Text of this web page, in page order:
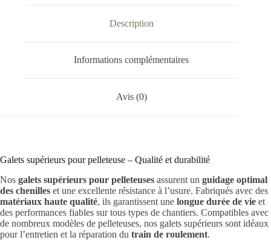
Description
Informations complémentaires
Avis (0)
Galets supérieurs pour pelleteuse – Qualité et durabilité
Nos galets supérieurs pour pelleteuses assurent un guidage optimal
des chenilles et une excellente résistance à l’usure. Fabriqués avec des
matériaux haute qualité, ils garantissent une longue durée de vie et
des performances fiables sur tous types de chantiers. Compatibles avec
de nombreux modèles de pelleteuses, nos galets supérieurs sont idéaux
pour l’entretien et la réparation du train de roulement.